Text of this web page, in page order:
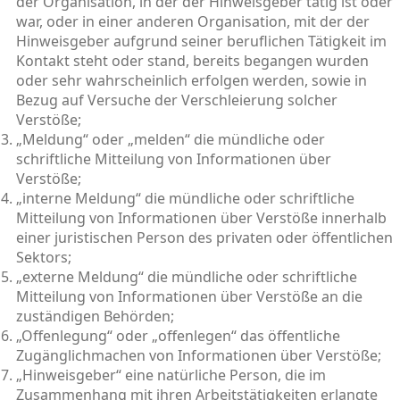
war, oder in einer anderen Organisation, mit der der
Hinweisgeber aufgrund seiner beruflichen Tätigkeit im
Kontakt steht oder stand, bereits begangen wurden
oder sehr wahrscheinlich erfolgen werden, sowie in
Bezug auf Versuche der Verschleierung solcher
Verstöße;
„Meldung“ oder „melden“ die mündliche oder
schriftliche Mitteilung von Informationen über
Verstöße;
„interne Meldung“ die mündliche oder schriftliche
Mitteilung von Informationen über Verstöße innerhalb
einer juristischen Person des privaten oder öffentlichen
Sektors;
„externe Meldung“ die mündliche oder schriftliche
Mitteilung von Informationen über Verstöße an die
zuständigen Behörden;
„Offenlegung“ oder „offenlegen“ das öffentliche
Zugänglichmachen von Informationen über Verstöße;
„Hinweisgeber“ eine natürliche Person, die im
Zusammenhang mit ihren Arbeitstätigkeiten erlangte